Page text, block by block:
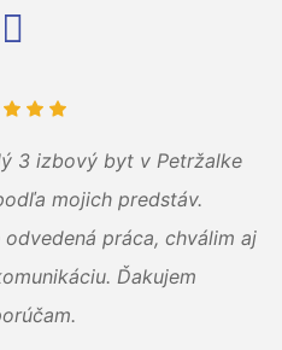
3 izbový byt v Petržalke
mojich predstáv.
práca, chválim aj
Ďakujem